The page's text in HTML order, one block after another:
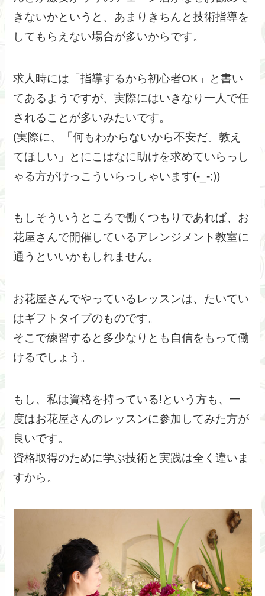
きないかというと、あまりきちんと技術指導を
してもらえない場合が多いからです。
求人時には「指導するから初心者OK」と書い
てあるようですが、実際にはいきなり一人で任
されることが多いみたいです。
(実際に、「何もわからないから不安だ。教え
てほしい」とにこはなに助けを求めていらっし
ゃる方がけっこういらっしゃいます(-_-;))
もしそういうところで働くつもりであれば、お
花屋さんで開催しているアレンジメント教室に
通うといいかもしれません。
お花屋さんでやっているレッスンは、たいてい
はギフトタイプのものです。
そこで練習すると多少なりとも自信をもって働
けるでしょう。
もし、私は資格を持っている!という方も、一
度はお花屋さんのレッスンに参加してみた方が
良いです。
資格取得のために学ぶ技術と実践は全く違いま
すから。